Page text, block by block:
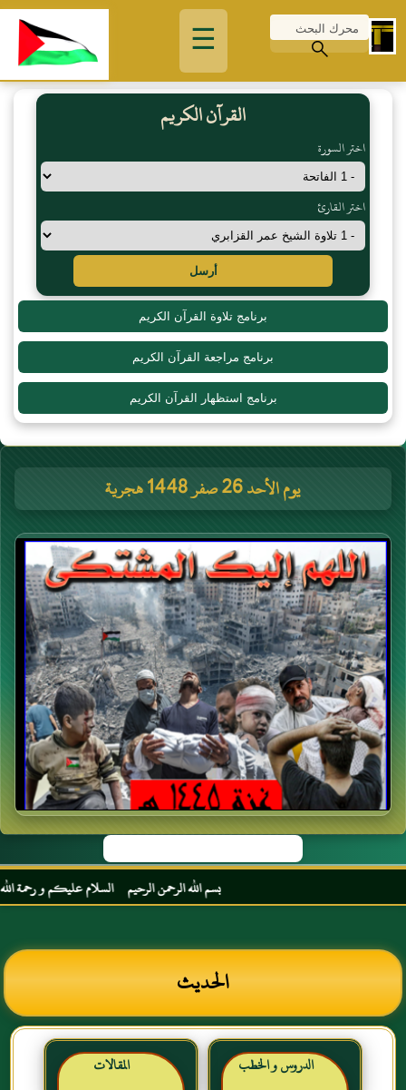
☰
القرآن الكريم
اختر السورة
اختر القارئ
أرسل
برنامج تلاوة القرآن الكريم
برنامج مراجعة القرآن الكريم
برنامج استظهار القرآن الكريم
يوم الأحد 26 صفر 1448 هجرية
بسم الله الرحمن الرحيم السلام عليكم و رحمة
الحديث
الدروس و الخطب المقالات